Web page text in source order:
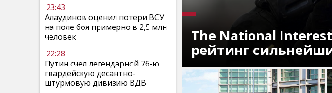
23:43
Алаудинов оценил потери ВСУ
на поле боя примерно в 2,5 млн
человек
22:28
Путин счел легендарной 76-ю
гвардейскую десантно-
штурмовую дивизию ВДВ
The National
рейтинг